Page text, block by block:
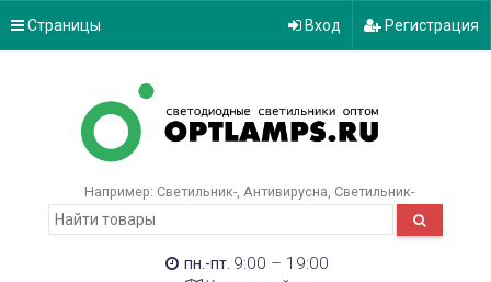
Страницы Вход Регистрация
Например: Светильник- Антивирусна Светильник-
пн.-пт. 9:00 – 19:00